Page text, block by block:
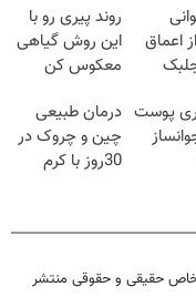
اعماق
روند پیری رو با
این روش گیاهی
معکوس کن
پوست درمان طبیعی
چین و چروک در
30روز با کرم
حقیقی و حقوقی منتشر